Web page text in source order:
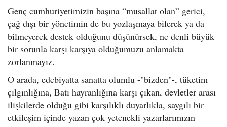
Genç cumhuriyetimizin başına “musallat olan” gerici,
çağ dışı bir yönetimin de bu yozlaşmaya bilerek ya da
bilmeyerek destek olduğunu düşünürsek, ne denli büyük
bir sorunla karşı karşıya olduğumuzu anlamakta
zorlanmayız.
O arada, edebiyatta sanatta olumlu -"bizden"-, tüketim
çılgınlığına, Batı hayranlığına karşı çıkan, devletler arası
ilişkilerde olduğu gibi karşılıklı duyarlıkla, saygılı bir
etkileşim içinde yazan çok yetenekli yazarlarımızın